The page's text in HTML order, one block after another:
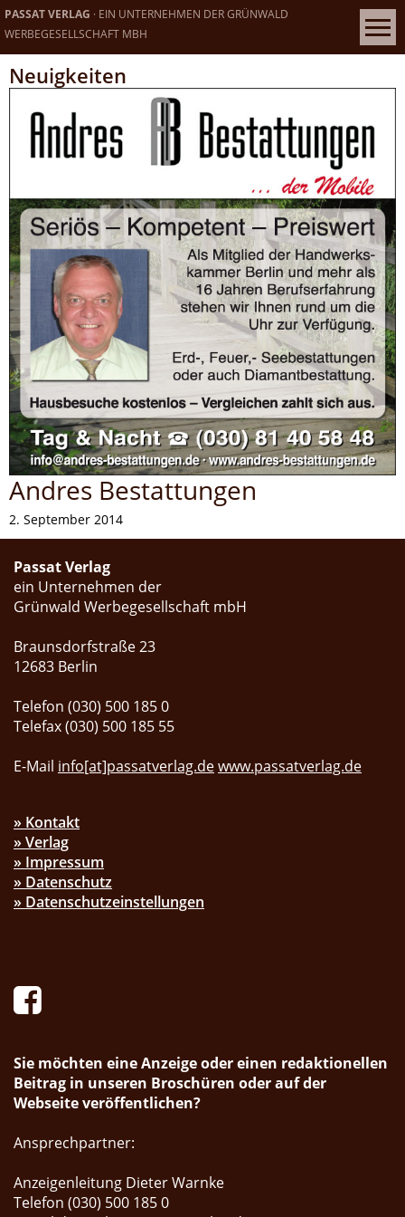
PASSAT VERLAG · EIN UNTERNEHMEN DER GRÜNWALD
WERBEGESELLSCHAFT MBH
Neuigkeiten
Andres Bestattungen
2. September 2014
Passat Verlag
ein Unternehmen der
Grünwald Werbegesellschaft mbH
Braunsdorfstraße 23
12683 Berlin
Telefon (030) 500 185 0
Telefax (030) 500 185 55
E-Mail info[at]passatverlag.dewww.passatverlag.de
» Kontakt
» Verlag
» Impressum
» Datenschutz
» Datenschutzeinstellungen
Sie möchten eine Anzeige oder einen redaktionellen
Beitrag in unseren Broschüren oder auf der
Webseite veröffentlichen?
Ansprechpartner:
Anzeigenleitung Dieter Warnke
Telefon (030) 500 185 0